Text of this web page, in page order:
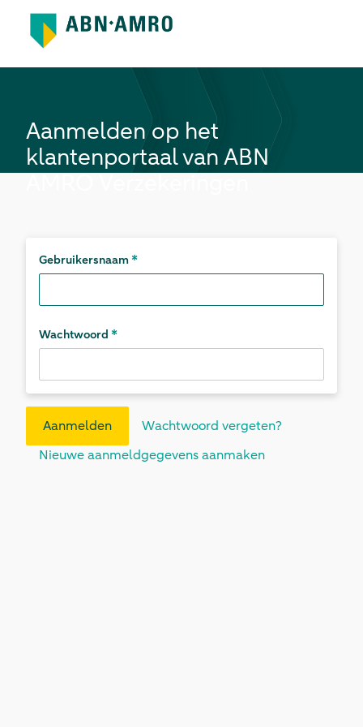
Aanmelden op het
klantenportaal van ABN
Gebruikersnaam
Wachtwoord
Aanmelden Wachtwoord vergeten?
Nieuwe aanmeldgegevens aanmaken